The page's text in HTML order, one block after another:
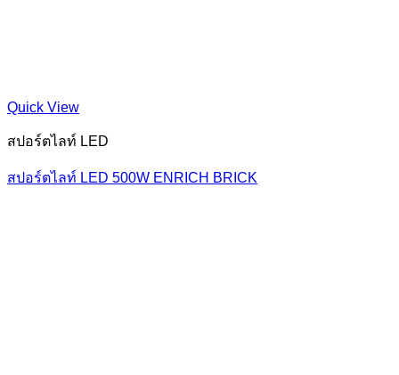
Quick View
สปอร์ตไลท์ LED
สปอร์ตไลท์ LED 500W ENRICH BRICK